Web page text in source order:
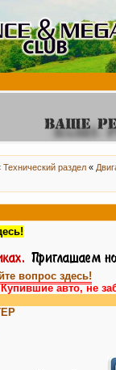
Технический раздел «
вопрос здесь!
авто, не